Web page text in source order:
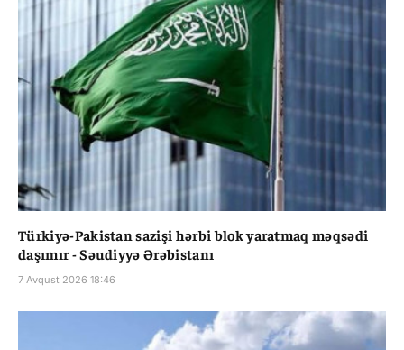
Türkiyə-Pakistan sazişi hərbi blok yaratmaq məqsədi
daşımır - Səudiyyə Ərəbistanı
7 Avqust 2026 18:46